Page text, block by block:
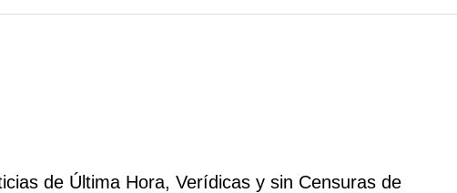
de Última Hora, Verídicas y sin Censuras de